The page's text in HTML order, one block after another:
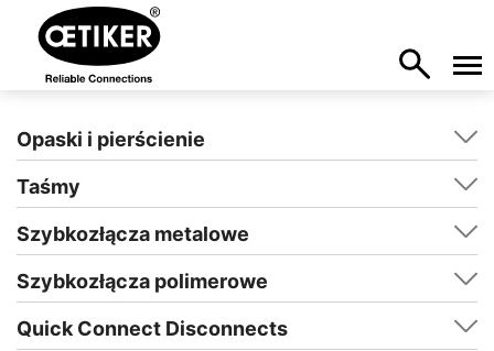
Opaski i pierścienie
Taśmy
Szybkozłącza metalowe
Szybkozłącza polimerowe
Quick Connect Disconnects